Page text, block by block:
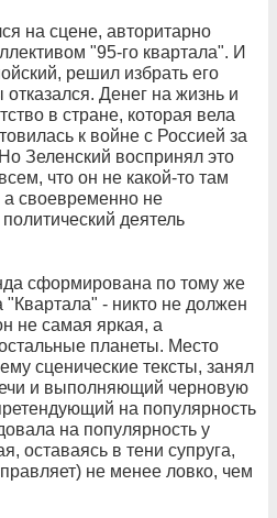
на сцене, авторитарно
"95-го квартала". И
решил избрать его
Денег на жизнь и
в стране, которая вела
к войне с Россией за
Зеленский воспринял это
что он не какой-то там
своевременно не
деятель
сформирована по тому же
"Квартала" - никто не должен
не самая яркая, а
планеты. Место
сценические тексты, занял
и выполняющий черновую
на популярность
на популярность у
оставаясь в тени супруга,
не менее ловко, чем